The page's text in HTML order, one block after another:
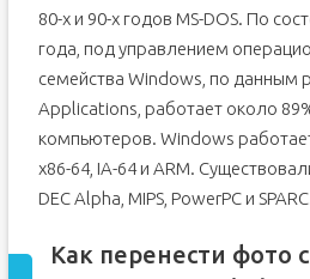
80-х и 90-х годов MS-DOS. По
года, под управлением
семейства Windows, по данным
Applications, работает около
компьютеров. Windows
x86-64, IA-64 и ARM.
DEC Alpha, MIPS, PowerPC и
Как перенести фото